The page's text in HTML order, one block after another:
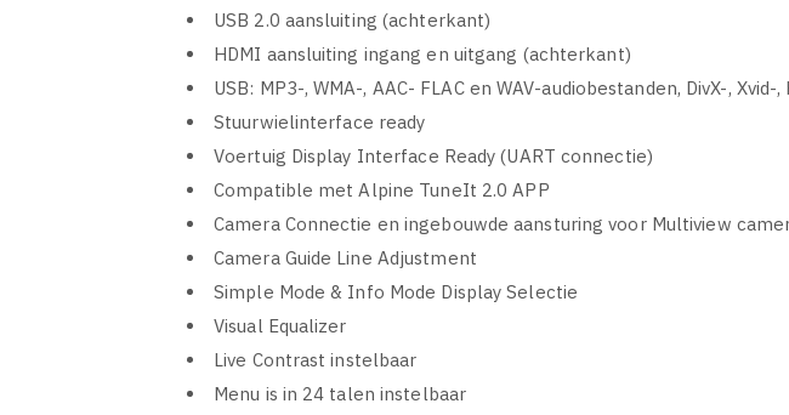
USB 2.0 aansluiting (achterkant)
HDMI aansluiting ingang en uitgang (achterkant)
USB: MP3-, WMA-, AAC- FLAC en WAV-audiobestanden, DivX-,
Stuurwielinterface ready
Voertuig Display Interface Ready (UART connectie)
Compatible met Alpine TuneIt 2.0 APP
Camera Connectie en ingebouwde aansturing voor Multiview
Camera Guide Line Adjustment
Simple Mode & Info Mode Display Selectie
Visual Equalizer
Live Contrast instelbaar
Menu is in 24 talen instelbaar